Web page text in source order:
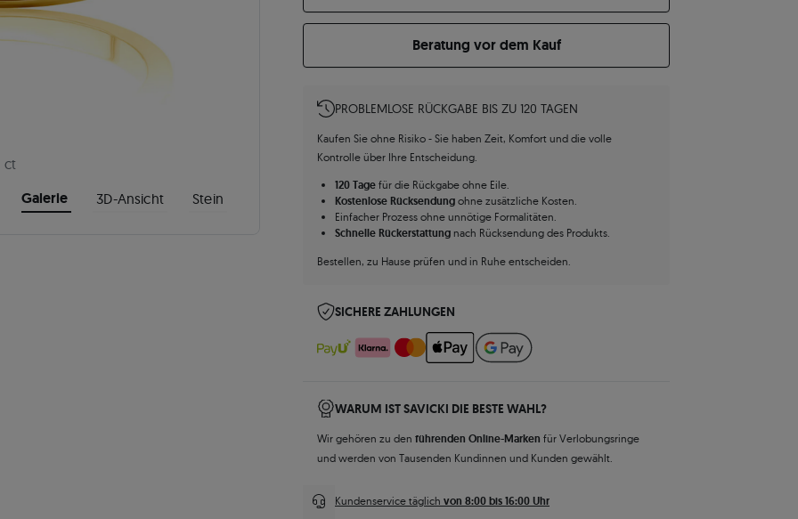
Galerie 3D-Ansicht Stein
ct
Beratung vor dem Kauf
PROBLEMLOSE RÜCKGABE BIS ZU 120 TAGEN
Kaufen Sie ohne Risiko - Sie haben Zeit, Komfort und die volle
Kontrolle über Ihre Entscheidung.
120 Tage für die Rückgabe ohne Eile.
Kostenlose Rücksendung ohne zusätzliche Kosten.
Einfacher Prozess ohne unnötige Formalitäten.
Schnelle Rückerstattung nach Rücksendung des Produkts.
Bestellen, zu Hause prüfen und in Ruhe entscheiden.
SICHERE ZAHLUNGEN
WARUM IST SAVICKI DIE BESTE WAHL?
Wir gehören zu den führenden Online-Marken für Verlobungsringe
und werden von Tausenden Kundinnen und Kunden gewählt.
Kundenservice täglich von 8:00 bis 16:00 Uhr